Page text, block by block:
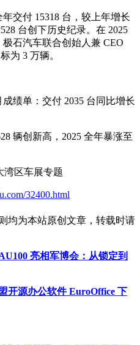
交付 15318 台，较上年增长
台创下历史纪录。在 2025
石汽车联合创始人兼 CEO
为 3 万辆。
成绩单：交付 2035 台同比增长
辆创新高，2025 全年暴涨至
湾区车展专题
32400.html
均为本站原创文章，转载时请
亮相军博会：从锁定到
开源办公软件 EuroOffice 下